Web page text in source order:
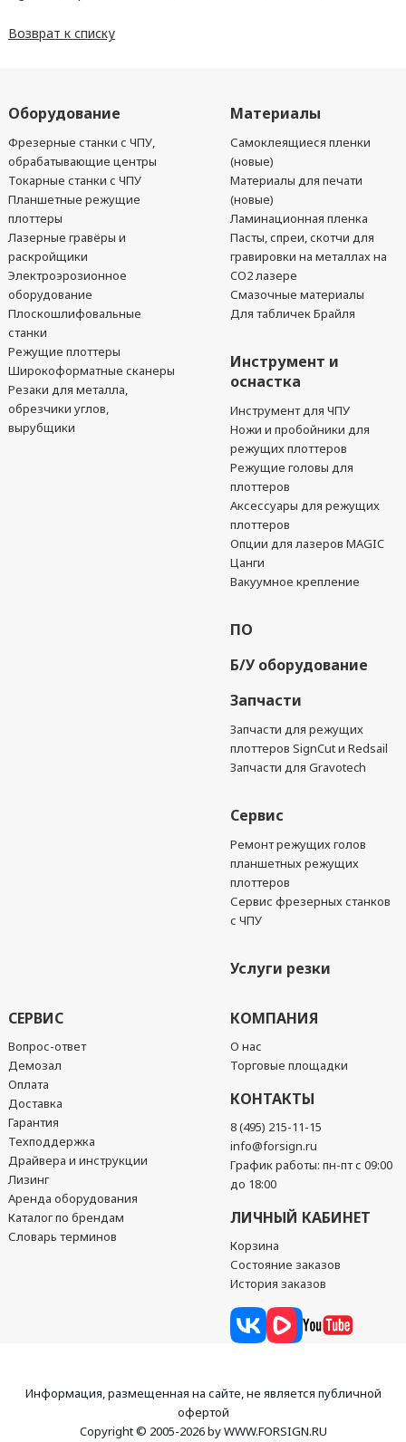
Возврат к списку
Оборудование
Фрезерные станки с ЧПУ,
обрабатывающие центры
Токарные станки с ЧПУ
Планшетные режущие
плоттеры
Лазерные гравёры и
раскройщики
Электроэрозионное
оборудование
Плоскошлифовальные
станки
Режущие плоттеры
Широкоформатные сканеры
Резаки для металла,
обрезчики углов,
вырубщики
Материалы
Самоклеящиеся пленки
(новые)
Материалы для печати
(новые)
Ламинационная пленка
Пасты, спреи, скотчи для
гравировки на металлах на
CO2 лазере
Смазочные материалы
Для табличек Брайля
Инструмент и
оснастка
Инструмент для ЧПУ
Ножи и пробойники для
режущих плоттеров
Режущие головы для
плоттеров
Аксессуары для режущих
плоттеров
Опции для лазеров MAGIC
Цанги
Вакуумное крепление
ПО
Б/У оборудование
Запчасти
Запчасти для режущих
плоттеров SignCut и Redsail
Запчасти для Gravotech
Сервис
Ремонт режущих голов
планшетных режущих
плоттеров
Сервис фрезерных станков
с ЧПУ
Услуги резки
СЕРВИС
Вопрос-ответ
Демозал
Оплата
Доставка
Гарантия
Техподдержка
Драйвера и инструкции
Лизинг
Аренда оборудования
Каталог по брендам
Словарь терминов
КОМПАНИЯ
О нас
Торговые площадки
КОНТАКТЫ
8 (495) 215-11-15
info@forsign.ru
График работы: пн-пт с 09:00
до 18:00
ЛИЧНЫЙ КАБИНЕТ
Корзина
Состояние заказов
История заказов
Информация, размещенная на сайте, не является публичной
офертой
Copyright © 2005-2026 by WWW.FORSIGN.RU